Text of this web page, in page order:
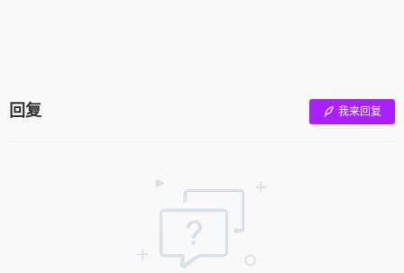
回复 我来回复